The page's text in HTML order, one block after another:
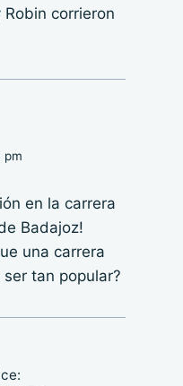
corrieron
pm
en la carrera
Badajoz!
una carrera
tan popular?